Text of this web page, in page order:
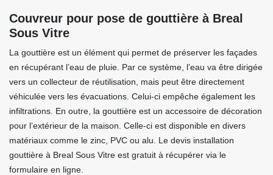
Couvreur pour pose de gouttière à Breal
Sous Vitre
La gouttière est un élément qui permet de préserver les façades
en récupérant l’eau de pluie. Par ce système, l’eau va être dirigée
vers un collecteur de réutilisation, mais peut être directement
véhiculée vers les évacuations. Celui-ci empêche également les
infiltrations. En outre, la gouttière est un accessoire de décoration
pour l’extérieur de la maison. Celle-ci est disponible en divers
matériaux comme le zinc, PVC ou alu. Le devis installation
gouttière à Breal Sous Vitre est gratuit à récupérer via le
formulaire en ligne.